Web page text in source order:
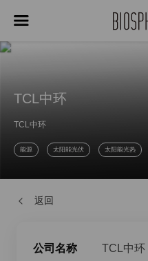
TCL中环
TCL中环
能源 太阳能光伏 太阳能光热
返回
公司名称 TCL中环